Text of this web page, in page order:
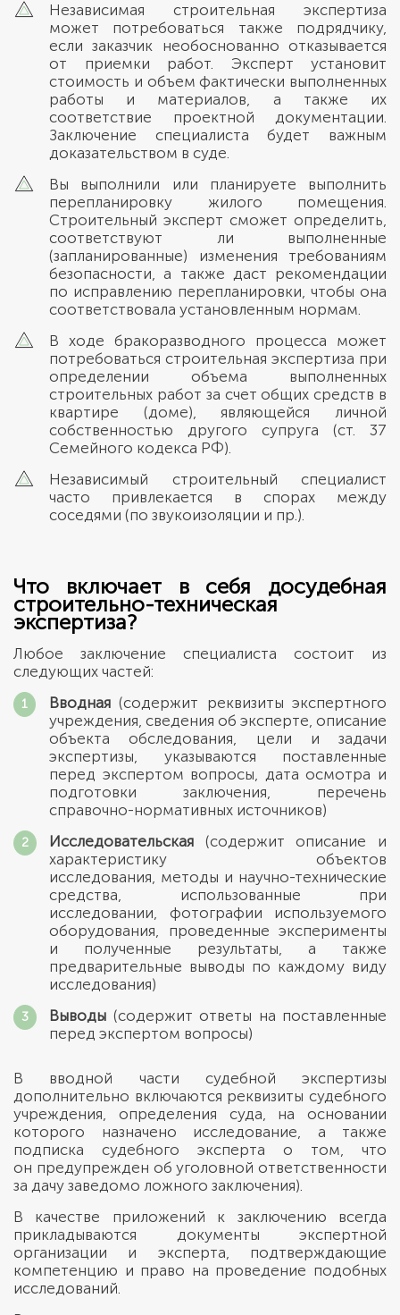
Независимая строительная экспертиза
может потребоваться также подрядчику,
если заказчик необоснованно отказывается
от приемки работ. Эксперт установит
стоимость и объем фактически выполненных
работы и материалов, а также их
соответствие проектной документации.
Заключение специалиста будет важным
доказательством в суде.
Вы выполнили или планируете выполнить
перепланировку жилого помещения.
Строительный эксперт сможет определить,
соответствуют ли выполненные
(запланированные) изменения требованиям
безопасности, а также даст рекомендации
по исправлению перепланировки, чтобы она
соответствовала установленным нормам.
В ходе бракоразводного процесса может
потребоваться строительная экспертиза при
определении объема выполненных
строительных работ за счет общих средств в
квартире (доме), являющейся личной
собственностью другого супруга (ст. 37
Семейного кодекса РФ).
Независимый строительный специалист
часто привлекается в спорах между
соседями (по звукоизоляции и пр.).
Что включает в себя досудебная
строительно-техническая
экспертиза?
Любое заключение специалиста состоит из
следующих частей:
Вводная(содержит реквизиты экспертного
учреждения, сведения об эксперте, описание
объекта обследования, цели и задачи
экспертизы, указываются поставленные
перед экспертом вопросы, дата осмотра и
подготовки заключения, перечень
справочно-нормативных источников)
Исследовательская (содержит описание и
характеристику объектов
исследования, методы и научно-технические
средства, использованные при
исследовании, фотографии используемого
оборудования, проведенные эксперименты
и полученные результаты, а также
предварительные выводы по каждому виду
исследования)
Выводы (содержит ответы на поставленные
перед экспертом вопросы)
В вводной части судебной экспертизы
дополнительно включаются реквизиты судебного
учреждения, определения суда, на основании
которого назначено исследование, а также
подписка судебного эксперта о том, что
он предупрежден об уголовной ответственности
за дачу заведомо ложного заключения).
В качестве приложений к заключению всегда
прикладываются документы экспертной
организации и эксперта, подтверждающие
компетенцию и право на проведение подобных
исследований.